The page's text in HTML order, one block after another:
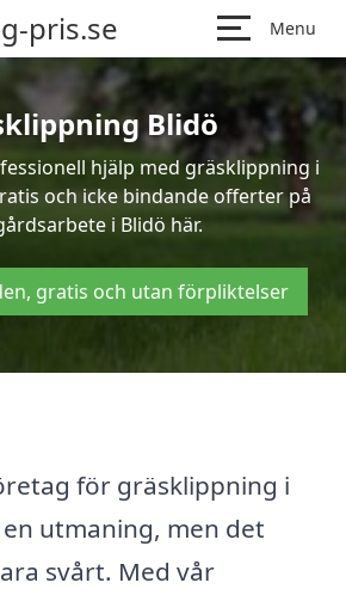
pris.se Menu
Blidö
hjälp med gräsklippning i
och icke bindande offerter på
i Blidö här.
gratis och utan förpliktelser
för gräsklippning i
utmaning, men det
svårt. Med vår